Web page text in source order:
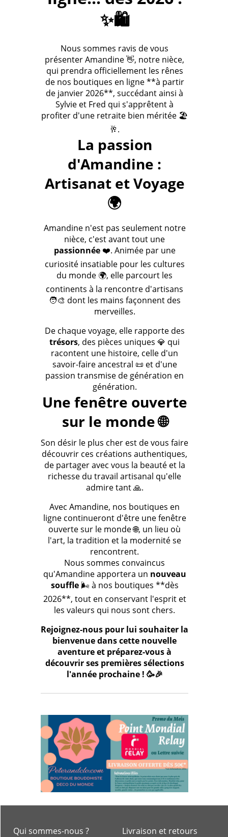
✨🛍️
Nous sommes ravis de vous
présenter Amandine 👋, notre nièce,
qui prendra officiellement les rênes
de nos boutiques en ligne **à partir
de janvier 2026**, succédant ainsi à
Sylvie et Fred qui s'apprêtent à
profiter d'une retraite bien méritée 🏖️
🥂.
La passion
d'Amandine :
Artisanat et Voyage
🌍
Amandine n'est pas seulement notre
nièce, c'est avant tout une
passionnée❤️. Animée par une
curiosité insatiable pour les cultures
du monde 🌍, elle parcourt les
continents à la rencontre d'artisans
🧑‍🎨 dont les mains façonnent des
merveilles.
De chaque voyage, elle rapporte des
trésors, des pièces uniques 💎 qui
racontent une histoire, celle d'un
savoir-faire ancestral 📜 et d'une
passion transmise de génération en
génération.
Une fenêtre ouverte
sur le monde 🌐
Son désir le plus cher est de vous faire
découvrir ces créations authentiques,
de partager avec vous la beauté et la
richesse du travail artisanal qu'elle
admire tant 🙏.
Avec Amandine, nos boutiques en
ligne continueront d'être une fenêtre
ouverte sur le monde 🌐, un lieu où
l'art, la tradition et la modernité se
rencontrent.
Nous sommes convaincus
qu'Amandine apportera un nouveau
souffle🌬️ à nos boutiques **dès
2026**, tout en conservant l'esprit et
les valeurs qui nous sont chers.
Rejoignez-nous pour lui souhaiter la
bienvenue dans cette nouvelle
aventure et préparez-vous à
découvrir ses premières sélections
l'année prochaine ! 🥳🎉
Livraison et retours
Qui sommes-nous ?